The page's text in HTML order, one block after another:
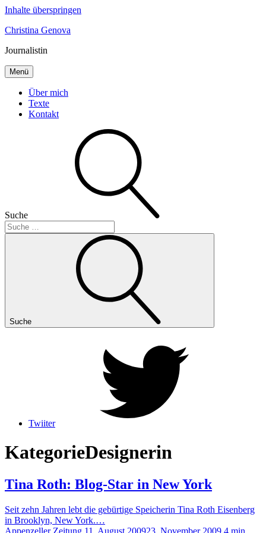
Inhalte überspringen
Christina Genova
Journalistin
Menü
Über mich
Texte
Kontakt
Suche
Suche
Twiiter
KategorieDesignerin
Tina Roth: Blog-Star in New York
Seit zehn Jahren lebt die gebürtige Speicherin Tina Roth Eisenberg
in Brooklyn, New York.…
Appenzeller Zeitung 11. August 200923. November 2009 4 min